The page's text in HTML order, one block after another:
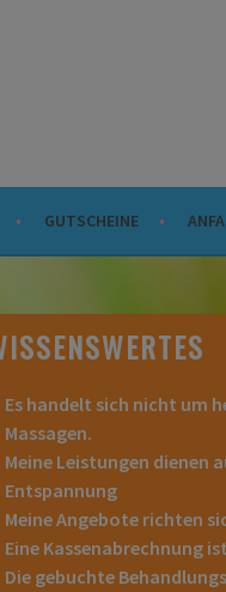
GUTSCHEINE
Es handelt sich nicht um
Massagen.
Meine Leistungen dienen
Entspannung
Meine Angebote richten
Eine Kassenabrechnung
Die gebuchte